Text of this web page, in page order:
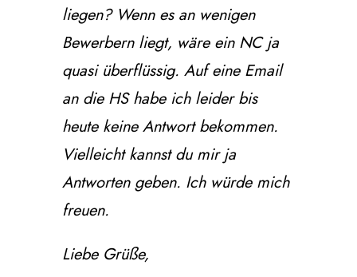
liegen? Wenn es an wenigen
Bewerbern liegt, wäre ein NC ja
quasi überflüssig. Auf eine Email
an die HS habe ich leider bis
heute keine Antwort bekommen.
Vielleicht kannst du mir ja
Antworten geben. Ich würde mich
freuen.
Liebe Grüße,